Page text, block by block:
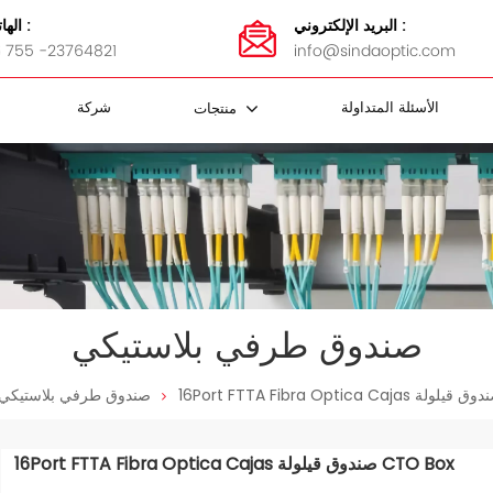
الهاتف :
755 -23764821
البريد الإلكتروني :
info@sindaoptic.com
شركة الأسئلة المتداولة
صندوق طرفي بلاستيكي
صندوق طرفي بلاستيكي
16Port FTTA Fibra Optica Cajas صندوق قيلولة CTO Box